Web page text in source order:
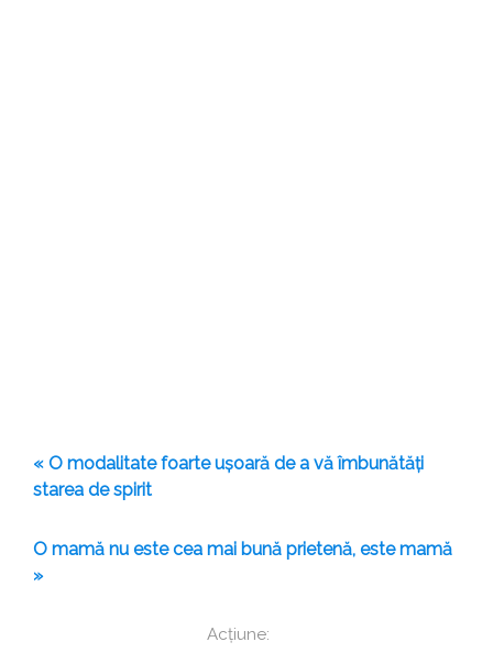
Acțiune:
« O modalitate foarte ușoară de a vă îmbunătăți
starea de spirit
O mamă nu este cea mai bună prietenă, este mamă
»